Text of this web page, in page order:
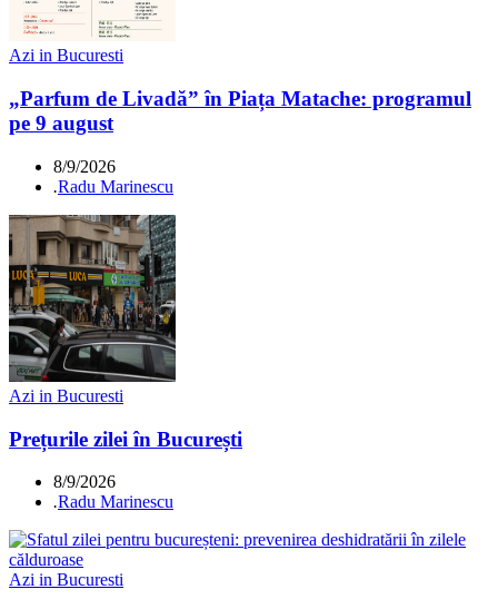
Azi in Bucuresti
„Parfum de Livadă” în Piața Matache: programul
pe 9 august
8/9/2026
.Radu Marinescu
Azi in Bucuresti
Prețurile zilei în București
8/9/2026
.Radu Marinescu
Azi in Bucuresti